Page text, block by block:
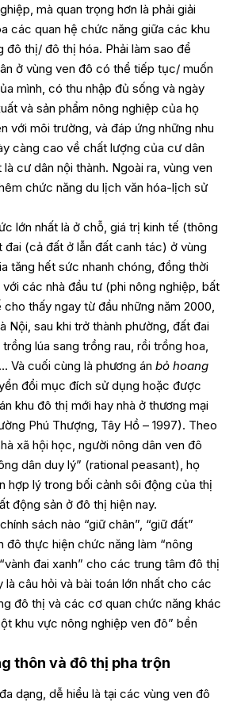
mà quan trọng hơn là phải giải
các quan hệ chức năng giữa các khu
đô thị/ đô thị hóa. Phải làm sao để
ở vùng ven đô có thể tiếp tục/ muốn
mình, có thu nhập đủ sống và ngày
và sản phẩm nông nghiệp của họ
với môi trường, và đáp ứng những nhu
càng cao về chất lượng của cư dân
cư dân nội thành. Ngoài ra, vùng ven
chức năng du lịch văn hóa-lịch sử
lớn nhất là ở chỗ, giá trị kinh tế (thông
đai (cả đất ở lẫn đất canh tác) ở vùng
tăng hết sức nhanh chóng, đồng thời
các nhà đầu tư (phi nông nghiệp, bất
thấy ngay từ đầu những năm 2000,
Nội, sau khi trở thành phường, đất đai
lúa sang trồng rau, rồi trồng hoa,
Và cuối cùng là phương án bỏ hoang
đổi mục đích sử dụng hoặc được
khu đô thị mới hay nhà ở thương mại
Phú Thượng, Tây Hồ – 1997). Theo
xã hội học, người nông dân ven đô
dân duy lý” (rational peasant), họ
hợp lý trong bối cảnh sôi động của thị
động sản ở đô thị hiện nay.
sách nào “giữ chân”, “giữ đất”
đô thực hiện chức năng làm “nông
đai xanh” cho các trung tâm đô thị
là câu hỏi và bài toán lớn nhất cho các
đô thị và các cơ quan chức năng khác
khu vực nông nghiệp ven đô” bền
thôn và đô thị pha trộn
dạng, dễ hiểu là tại các vùng ven đô